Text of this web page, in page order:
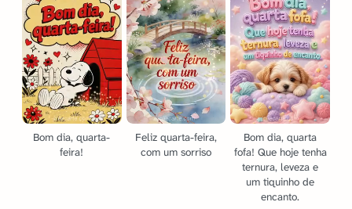
Bom dia, quarta-
feira!
Feliz quarta-feira,
com um sorriso
Bom dia, quarta
fofa! Que hoje tenha
ternura, leveza e
um tiquinho de
encanto.